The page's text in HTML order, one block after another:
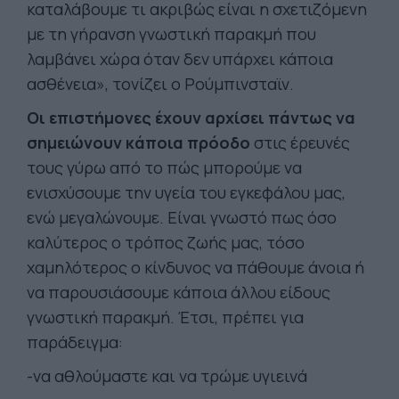
καταλάβουμε τι ακριβώς είναι η σχετιζόμενη
με τη γήρανση γνωστική παρακμή που
λαμβάνει χώρα όταν δεν υπάρχει κάποια
ασθένεια», τονίζει ο Ρούμπινσταϊν.
Οι επιστήμονες έχουν αρχίσει πάντως να
σημειώνουν κάποια πρόοδο στις έρευνές
τους γύρω από το πώς μπορούμε να
ενισχύσουμε την υγεία του εγκεφάλου μας,
ενώ μεγαλώνουμε. Είναι γνωστό πως όσο
καλύτερος ο τρόπος ζωής μας, τόσο
χαμηλότερος ο κίνδυνος να πάθουμε άνοια ή
να παρουσιάσουμε κάποια άλλου είδους
γνωστική παρακμή. Έτσι, πρέπει για
παράδειγμα:
-να αθλούμαστε και να τρώμε υγιεινά